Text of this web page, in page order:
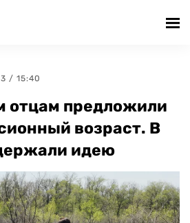
/ 15:40
отцам предложили
возраст. В
идею